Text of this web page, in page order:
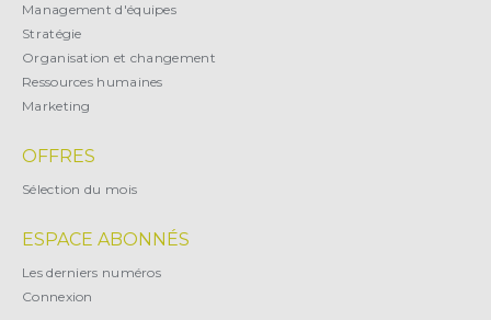
Management d'équipes
Stratégie
Organisation et changement
Ressources humaines
Marketing
OFFRES
Sélection du mois
ESPACE ABONNÉS
Les derniers numéros
Connexion